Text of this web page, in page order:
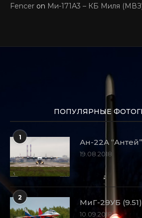
Fencer on Ми-171А3 – КБ Миля
ПОПУЛЯРНЫЕ
1
Ан-22А “Антей”
19.08.2018
2
МиГ-29УБ (9.51)
10.09.2018